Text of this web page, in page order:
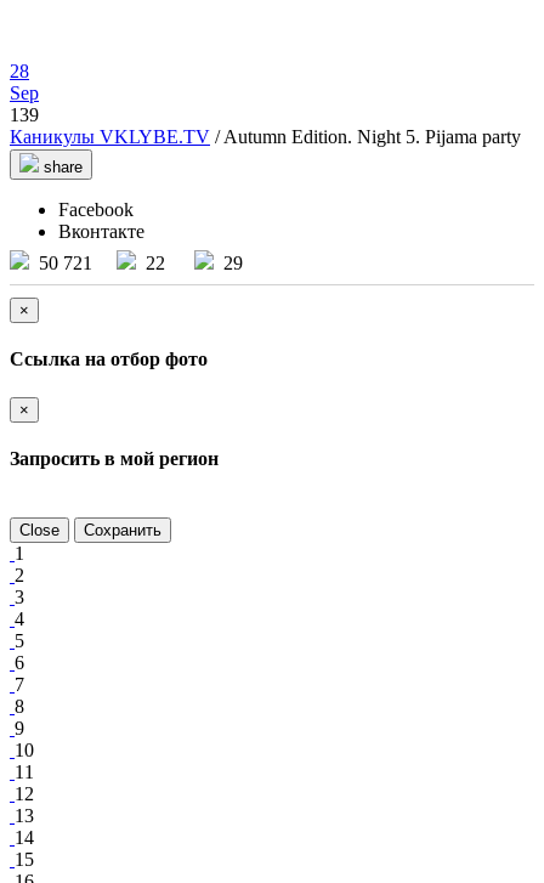
28
Sep
139
Каникулы VKLYBE.TV / Autumn Edition. Night 5. Pijama party
share
Facebook
Вконтакте
50 721
22 29
×
Ссылка на отбор фото
×
Запросить в мой регион
Close Сохранить
1
2
3
4
5
6
7
8
9
10
11
12
13
14
15